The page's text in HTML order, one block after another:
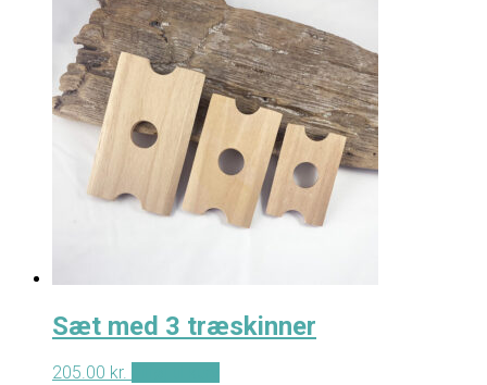
Sæt med 3 træskinner
205.00 kr.